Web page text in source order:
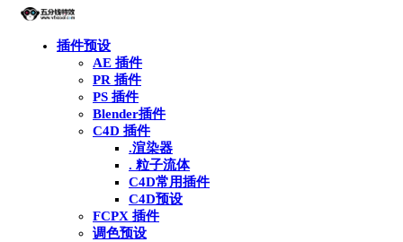
插件预设
AE 插件
PR 插件
PS 插件
Blender插件
C4D 插件
.渲染器
. 粒子流体
C4D常用插件
C4D预设
FCPX 插件
调色预设